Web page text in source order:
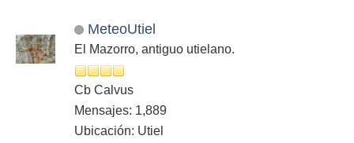
MeteoUtiel
El Mazorro, antiguo utielano.
Cb Calvus
Mensajes: 1,889
Ubicación: Utiel